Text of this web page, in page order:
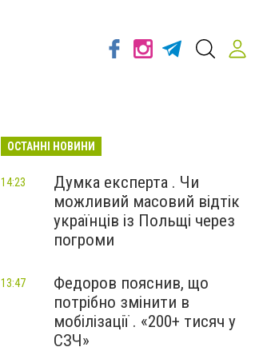
ОСТАННІ НОВИНИ
Думка експерта . Чи
можливий масовий відтік
українців із Польщі через
погроми
14:23
Федоров пояснив, що
потрібно змінити в
мобілізації . «200+ тисяч у
СЗЧ»
13:47